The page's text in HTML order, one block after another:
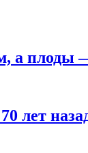
а
лет